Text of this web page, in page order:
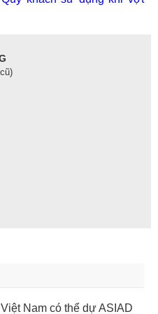
Nam có thể dự ASIAD